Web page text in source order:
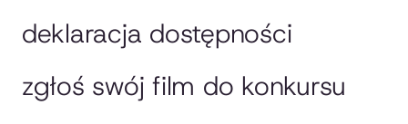
deklaracja dostępności
zgłoś swój film do konkursu